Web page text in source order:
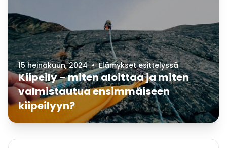
15 heinäkuun, 2024 • Elämykset esittelyssä
Kiipeily – miten aloittaa ja miten
valmistautua ensimmäiseen
kiipeilyyn?